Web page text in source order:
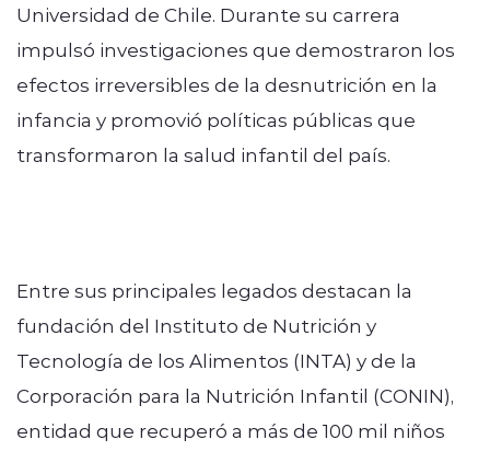
Universidad de Chile. Durante su carrera
impulsó investigaciones que demostraron los
efectos irreversibles de la desnutrición en la
infancia y promovió políticas públicas que
transformaron la salud infantil del país.
Entre sus principales legados destacan la
fundación del Instituto de Nutrición y
Tecnología de los Alimentos (INTA) y de la
Corporación para la Nutrición Infantil (CONIN),
entidad que recuperó a más de 100 mil niños